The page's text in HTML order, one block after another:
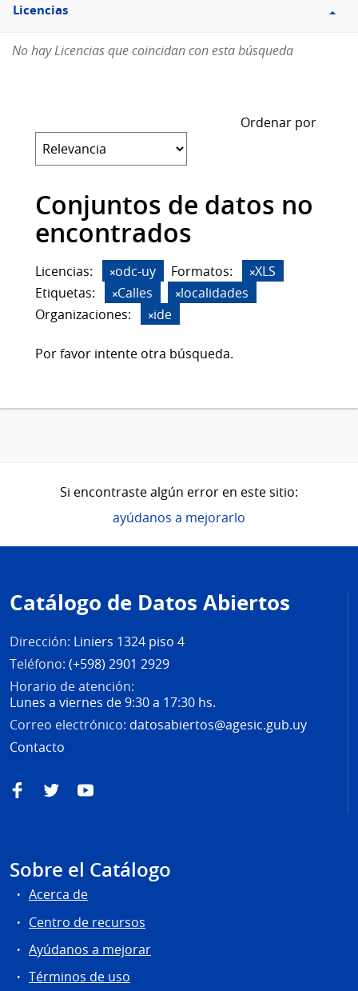
Licencias
Licencias
No hay Licencias que coincidan con esta búsqueda
Ordenar por
Conjuntos de datos no
encontrados
Licencias: odc-uy Formatos:
XLS
Etiquetas:
Calles
localidades
Organizaciones:
ide
Por favor intente otra búsqueda.
Si encontraste algún error en este sitio:
ayúdanos a mejorarlo
de
página
Catálogo de Datos Abiertos
Dirección: Liniers 1324 piso 4
Teléfono: (+598) 2901 2929
Horario de atención:
Lunes a viernes de 9:30 a 17:30 hs.
Correo electrónico: datosabiertos@agesic.gub.uy
Contacto
FacebookTwitterYouTube
Sobre el Catálogo
Acerca de
Centro de recursos
Ayúdanos a mejorar
Términos de uso